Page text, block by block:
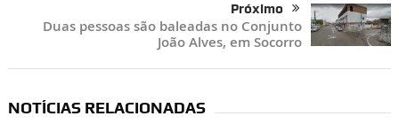
Próximo
Duas pessoas são baleadas no Conjunto
João Alves, em Socorro
NOTÍCIAS RELACIONADAS